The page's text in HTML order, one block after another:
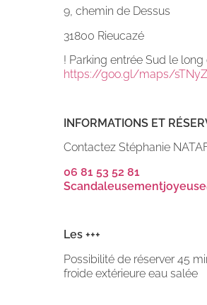
9, chemin de Dessus
31800 Rieucazé
! Parking entrée Sud le
https://goo.gl/maps/
INFORMATIONS ET
Contactez Stéphanie
06 81 53 52 81
Les +++
Possibilité de réserver 45
froide extérieure eau salée